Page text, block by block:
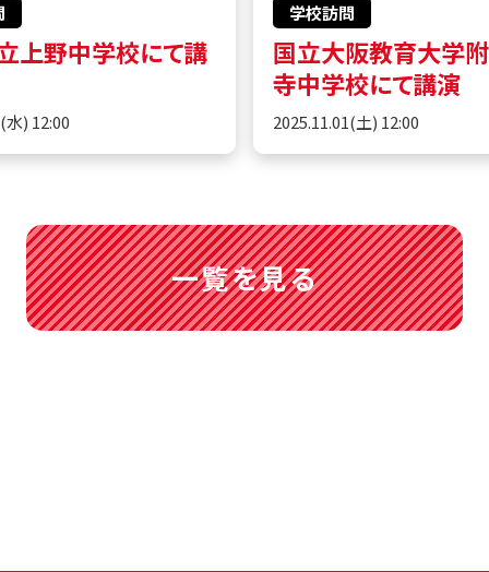
上野中学校にて講
水) 12:00
学校訪問
国立大阪教育大学
寺中学校にて講演
2025.11.01(土) 12:00
一覧を見る